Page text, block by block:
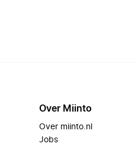
Over Miinto
Over miinto.nl
Jobs